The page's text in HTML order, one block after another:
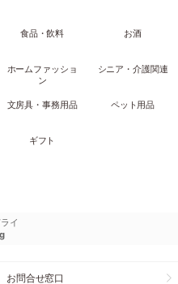
食品・飲料 お酒
ホームファッショ
ン
シニア・介護関連
文房具・事務用品 ペット用品
ギフト
ライ
お問合せ窓口